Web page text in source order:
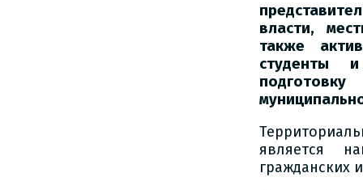
власти,
также
студенты
является
гражданских